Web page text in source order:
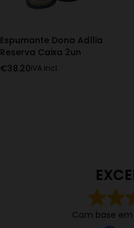
Espumante Dona Adília
Reserva Caixa 2un
€38.20IVA Incl.
Com base em